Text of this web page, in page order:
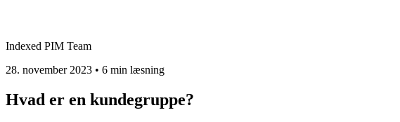
Indexed PIM Team
28. november 2023 • 6 min læsning
Hvad er en kundegruppe?